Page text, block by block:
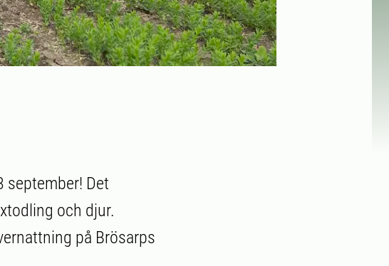
september! Det
och djur.
på Brösarps